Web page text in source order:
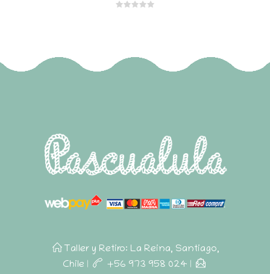
Taller y Retiro: La Reina, Santiago,
Chile | +56 973 958 024 |